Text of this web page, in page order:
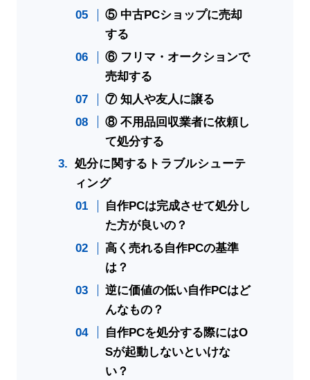
⑤ 中古PCショップに売却
する
⑥ フリマ・オークションで
売却する
⑦ 知人や友人に譲る
⑧ 不用品回収業者に依頼し
て処分する
処分に関するトラブルシューテ
ィング
自作PCは完成させて処分し
た方が良いの？
高く売れる自作PCの基準
は？
逆に価値の低い自作PCはど
んなもの？
自作PCを処分する際にはO
Sが起動しないといけな
い？